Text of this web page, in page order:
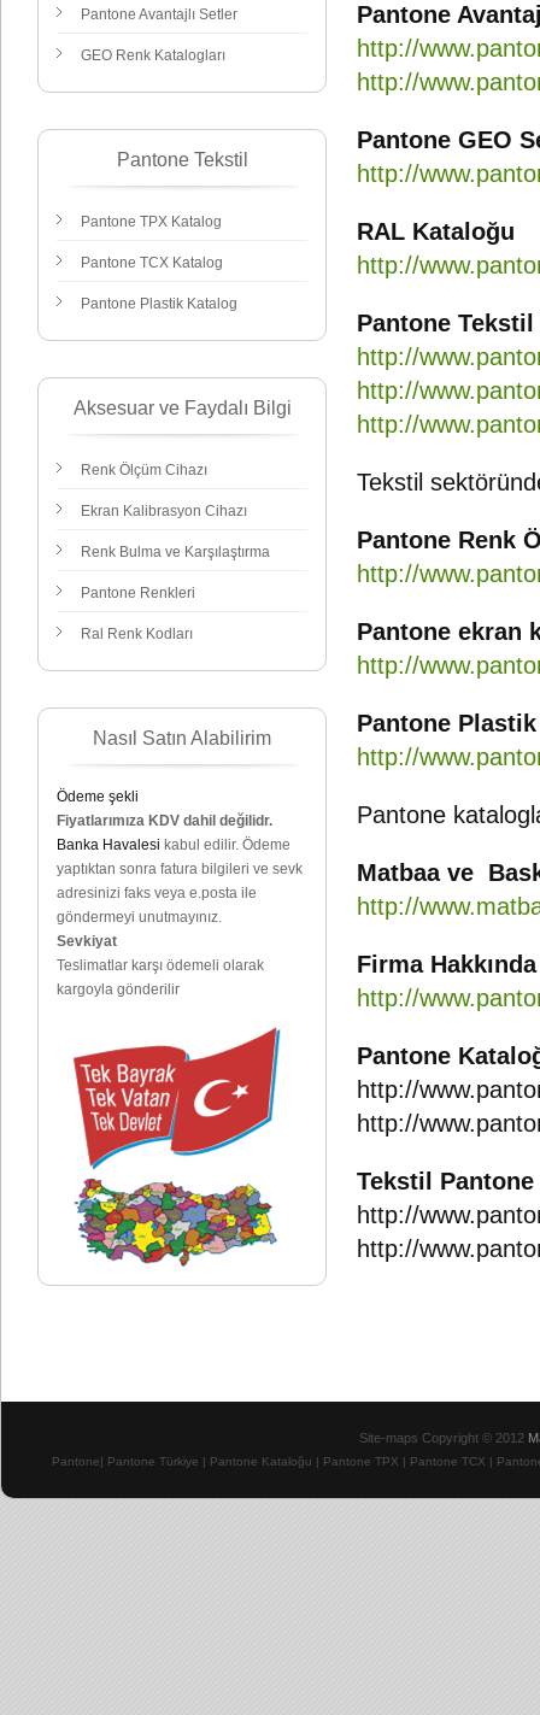
Pantone Avantajlı Setler
GEO Renk Katalogları
Pantone Tekstil
Pantone TPX Katalog
Pantone TCX Katalog
Pantone Plastik Katalog
Aksesuar ve Faydalı Bilgi
Renk Ölçüm Cihazı
Ekran Kalibrasyon Cihazı
Renk Bulma ve Karşılaştırma
Pantone Renkleri
Ral Renk Kodları
Nasıl Satın Alabilirim
Ödeme şekli
Fiyatlarımıza KDV dahil değilidr.
Banka Havalesi kabul edilir. Ödeme
yaptıktan sonra fatura bilgileri ve sevk
adresinizi faks veya e.posta ile
göndermeyi unutmayınız.
Sevkiyat
Teslimatlar karşı ödemeli olarak
kargoyla gönderilir
Pantone
http://
http://
Pantone GEO
http://
RAL Kataloğu
http://
Pantone
http://
http://
http://
Tekstil
Pantone Renk
http://
Pantone ekran
http://
Pantone
http://
Pantone
Matbaa ve
http://
Firma
http://
Pantone
http://
http://
Tekstil Pantone
http://
http://
Site-maps Copyright © 2012
Pantone| Pantone Türkiye | Pantone Kataloğu | Pantone TPX | Pantone TCX |